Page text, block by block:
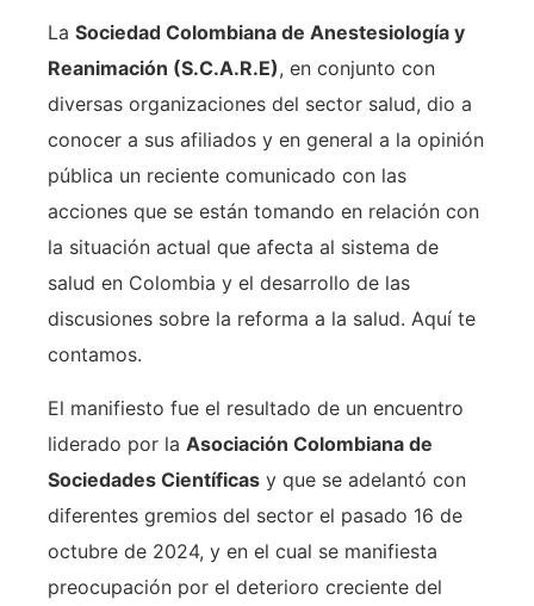
La Sociedad Colombiana de Anestesiología y
Reanimación (S.C.A.R.E), en conjunto con
diversas organizaciones del sector salud, dio a
conocer a sus afiliados y en general a la opinión
pública un reciente comunicado con las
acciones que se están tomando en relación con
la situación actual que afecta al sistema de
salud en Colombia y el desarrollo de las
discusiones sobre la reforma a la salud. Aquí te
contamos.
El manifiesto fue el resultado de un encuentro
liderado por la Asociación Colombiana de
Sociedades Científicas y que se adelantó con
diferentes gremios del sector el pasado 16 de
octubre de 2024, y en el cual se manifiesta
preocupación por el deterioro creciente del